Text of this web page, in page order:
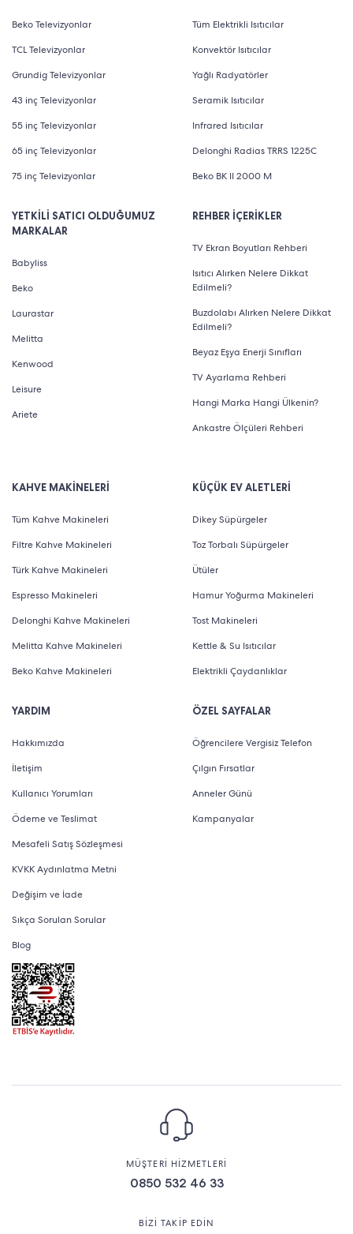
Beko Televizyonlar
TCL Televizyonlar
Grundig Televizyonlar
43 inç Televizyonlar
55 inç Televizyonlar
65 inç Televizyonlar
75 inç Televizyonlar
YETKİLİ SATICI OLDUĞUMUZ
MARKALAR
Babyliss
Beko
Laurastar
Melitta
Kenwood
Leisure
Ariete
Tüm Elektrikli Isıtıcılar
Konvektör Isıtıcılar
Yağlı Radyatörler
Seramik Isıtıcılar
Infrared Isıtıcılar
Delonghi Radias TRRS 1225C
Beko BK II 2000 M
REHBER İÇERİKLER
TV Ekran Boyutları Rehberi
Isıtıcı Alırken Nelere Dikkat
Edilmeli?
Buzdolabı Alırken Nelere Dikkat
Edilmeli?
Beyaz Eşya Enerji Sınıfları
TV Ayarlama Rehberi
Hangi Marka Hangi Ülkenin?
Ankastre Ölçüleri Rehberi
KAHVE MAKİNELERİ
Tüm Kahve Makineleri
Filtre Kahve Makineleri
Türk Kahve Makineleri
Espresso Makineleri
Delonghi Kahve Makineleri
Melitta Kahve Makineleri
Beko Kahve Makineleri
YARDIM
Hakkımızda
İletişim
Kullanıcı Yorumları
Ödeme ve Teslimat
Mesafeli Satış Sözleşmesi
KVKK Aydınlatma Metni
Değişim ve İade
Sıkça Sorulan Sorular
Blog
KÜÇÜK EV ALETLERİ
Dikey Süpürgeler
Toz Torbalı Süpürgeler
Ütüler
Hamur Yoğurma Makineleri
Tost Makineleri
Kettle & Su Isıtıcılar
Elektrikli Çaydanlıklar
ÖZEL SAYFALAR
Öğrencilere Vergisiz Telefon
Çılgın Fırsatlar
Anneler Günü
Kampanyalar
MÜŞTERİ HİZMETLERİ
0850 532 46 33
BİZİ TAKİP EDİN